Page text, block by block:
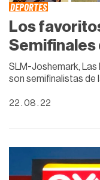
DEPORTES
Los
Semifinales
SLM-Joshemark, Las
son semifinalistas de
22 . 08 . 22